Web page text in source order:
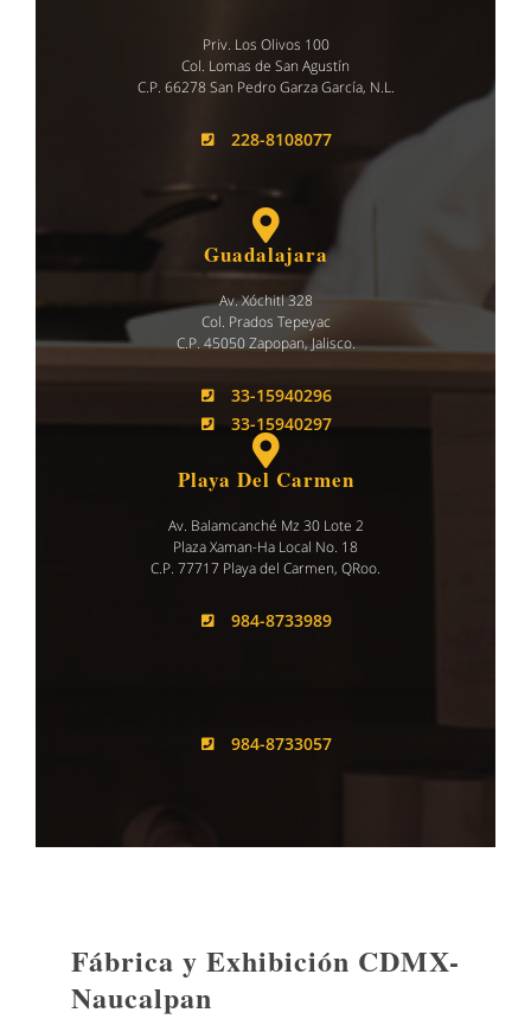
Priv. Los Olivos 100
Col. Lomas de San Agustín
C.P. 66278 San Pedro Garza García, N.L.
228-8108077
Guadalajara
Av. Xóchitl 328
Col. Prados Tepeyac
C.P. 45050 Zapopan, Jalisco.
33-15940296
33-15940297
Playa Del Carmen
Av. Balamcanché Mz 30 Lote 2
Plaza Xaman-Ha Local No. 18
C.P. 77717 Playa del Carmen, QRoo.
984-8733989
984-8733057
Fábrica y Exhibición CDMX-
Naucalpan